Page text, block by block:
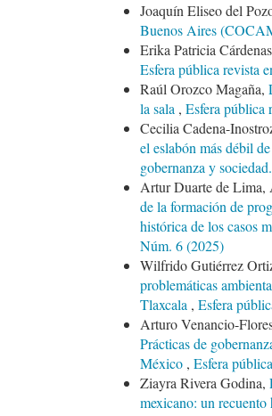
Joaquín Eliseo del
Buenos Aires
Erika Patricia
Esfera pública revista
Raúl Orozco Magaña,
la sala , Esfera pública
Cecilia Cadena-
el eslabón más débil
gobernanza y
Artur Duarte de Lima,
de la formación de
histórica de los casos
Núm. 6 (2025)
Wilfrido Gutiérrez
problemáticas
Tlaxcala , Esfera
Arturo Venancio-
Prácticas de
México , Esfera
Ziayra Rivera Godina,
mexicano: un